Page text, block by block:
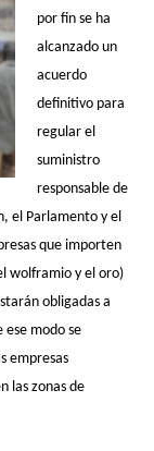
por fin se ha
alcanzado un
acuerdo
definitivo para
regular el
suministro
responsable de
el Parlamento y el
que importen
wolframio y el oro)
obligadas a
ese modo se
empresas
las zonas de